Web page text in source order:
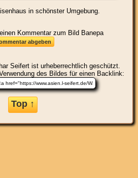
in schönster Umgebung.
Kommentar zum Bild Banepa
Seifert ist urheberrechtlich geschützt.
des Bildes für einen Backlink:
Top ↑